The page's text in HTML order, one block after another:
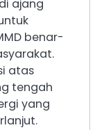
ajang
benar-
atas
tengah
yang